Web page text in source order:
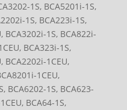
1S, BCA5201i-1S,
1S, BCA223i-1S,
BCA3202i-1S, BCA822i-
BCA323i-1S,
BCA2202i-1CEU,
1CEU,
BCA6202-1S, BCA623-
BCA64-1S,